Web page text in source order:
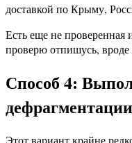
доставкой по Крыму,
Есть еще не
проверю отпишусь,
Способ 4:
Этот вариант крайне